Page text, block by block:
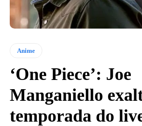
Anime
‘One Piece’: Joe
Manganiello
temporada do